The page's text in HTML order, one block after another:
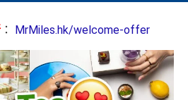
： MrMiles.hk/welcome-offer